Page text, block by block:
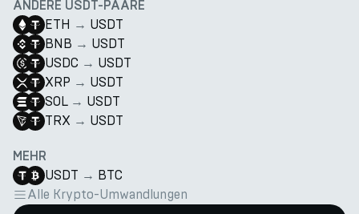
ANDERE USDT-PAARE
ETH → USDT
BNB → USDT
USDC → USDT
XRP → USDT
SOL → USDT
TRX → USDT
MEHR
USDT → BTC
Alle Krypto-Umwandlungen